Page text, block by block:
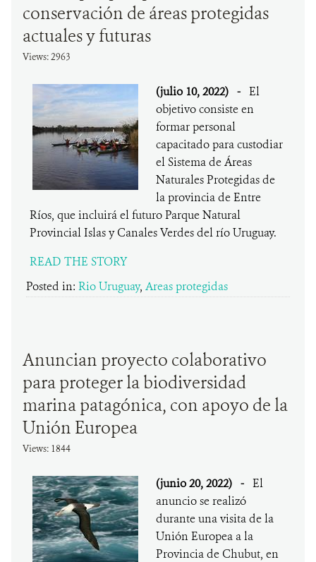
conservación de áreas protegidas
actuales y futuras
Views: 2963
(julio 10, 2022) - El
objetivo consiste en
formar personal
capacitado para custodiar
el Sistema de Áreas
Naturales Protegidas de
la provincia de Entre
Ríos, que incluirá el futuro Parque Natural
Provincial Islas y Canales Verdes del río Uruguay.
READ THE STORY
Posted in: Rio Uruguay, Areas protegidas
Anuncian proyecto colaborativo
para proteger la biodiversidad
marina patagónica, con apoyo de la
Unión Europea
Views: 1844
(junio 20, 2022) - El
anuncio se realizó
durante una visita de la
Unión Europea a la
Provincia de Chubut, en